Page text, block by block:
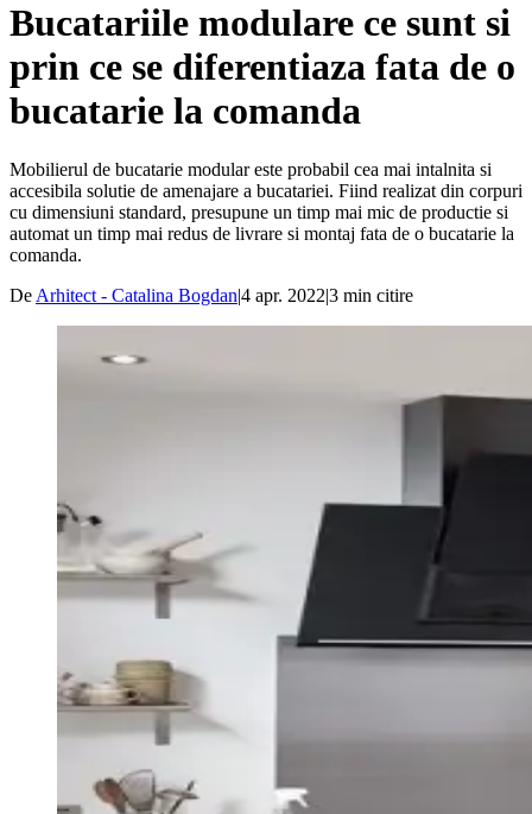
Bucatariile modulare ce sunt si
prin ce se diferentiaza fata de o
bucatarie la comanda
Mobilierul de bucatarie modular este probabil cea mai intalnita si
accesibila solutie de amenajare a bucatariei. Fiind realizat din corpuri
cu dimensiuni standard, presupune un timp mai mic de productie si
automat un timp mai redus de livrare si montaj fata de o bucatarie la
comanda.
De Arhitect - Catalina Bogdan|4 apr. 2022|3 min citire